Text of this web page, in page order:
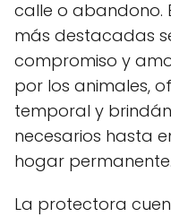
calle o abandono.
más destacadas
compromiso y
por los animales,
temporal y
necesarios hasta
hogar permanente.
La protectora